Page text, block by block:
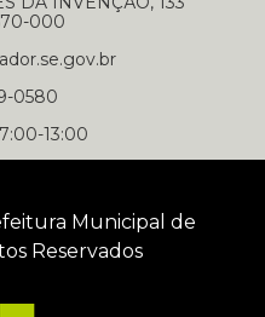
000
0580
13:00
Municipal de
Reservados